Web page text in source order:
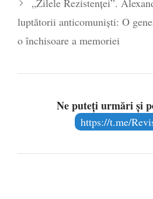
luptătorii anticomuniști: O
o închisoare a memoriei
Ne puteți urmări și
https://t.me/